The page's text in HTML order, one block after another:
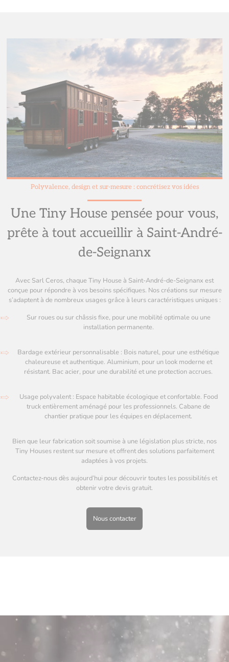
Polyvalence, design et sur-mesure : concrétisez vos idées
Une Tiny House pensée pour vous,
prête à tout accueillir à Saint-André-
de-Seignanx
Avec Sarl Ceros, chaque Tiny House à Saint-André-de-Seignanx est
conçue pour répondre à vos besoins spécifiques. Nos créations sur mesure
s’adaptent à de nombreux usages grâce à leurs caractéristiques uniques :
Sur roues ou sur châssis fixe, pour une mobilité optimale ou une
installation permanente.
Bardage extérieur personnalisable : Bois naturel, pour une esthétique
chaleureuse et authentique. Aluminium, pour un look moderne et
résistant. Bac acier, pour une durabilité et une protection accrues.
Usage polyvalent : Espace habitable écologique et confortable. Food
truck entièrement aménagé pour les professionnels. Cabane de
chantier pratique pour les équipes en déplacement.
Bien que leur fabrication soit soumise à une législation plus stricte, nos
Tiny Houses restent sur mesure et offrent des solutions parfaitement
adaptées à vos projets.
Contactez-nous dès aujourd’hui pour découvrir toutes les possibilités et
obtenir votre devis gratuit.
Nous contacter